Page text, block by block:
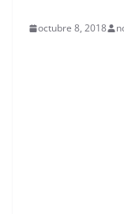
octubre 8, 2018